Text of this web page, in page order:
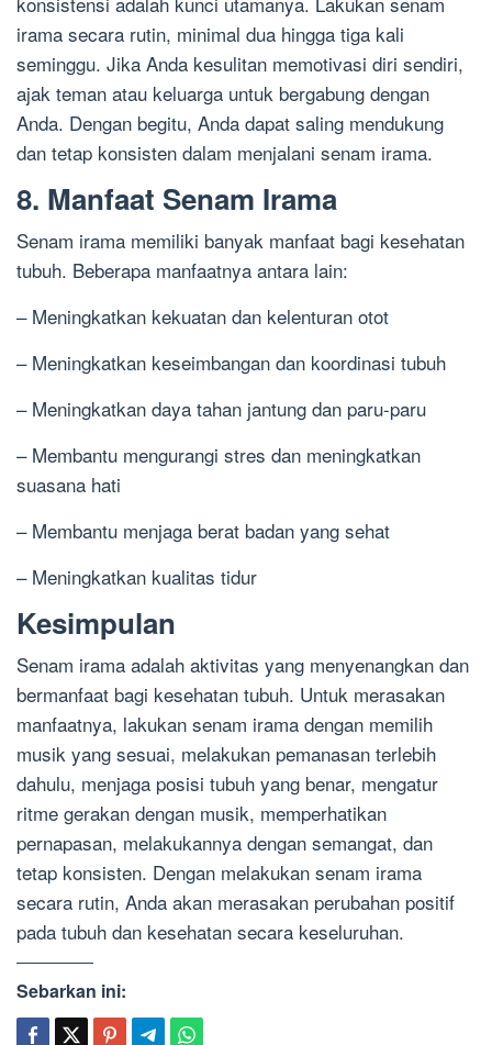
irama secara rutin, minimal dua hingga tiga kali
seminggu. Jika Anda kesulitan memotivasi diri sendiri,
ajak teman atau keluarga untuk bergabung dengan
Anda. Dengan begitu, Anda dapat saling mendukung
dan tetap konsisten dalam menjalani senam irama.
8. Manfaat Senam Irama
Senam irama memiliki banyak manfaat bagi kesehatan
tubuh. Beberapa manfaatnya antara lain:
– Meningkatkan kekuatan dan kelenturan otot
– Meningkatkan keseimbangan dan koordinasi tubuh
– Meningkatkan daya tahan jantung dan paru-paru
– Membantu mengurangi stres dan meningkatkan
suasana hati
– Membantu menjaga berat badan yang sehat
– Meningkatkan kualitas tidur
Kesimpulan
Senam irama adalah aktivitas yang menyenangkan dan
bermanfaat bagi kesehatan tubuh. Untuk merasakan
manfaatnya, lakukan senam irama dengan memilih
musik yang sesuai, melakukan pemanasan terlebih
dahulu, menjaga posisi tubuh yang benar, mengatur
ritme gerakan dengan musik, memperhatikan
pernapasan, melakukannya dengan semangat, dan
tetap konsisten. Dengan melakukan senam irama
secara rutin, Anda akan merasakan perubahan positif
pada tubuh dan kesehatan secara keseluruhan.
Sebarkan ini: